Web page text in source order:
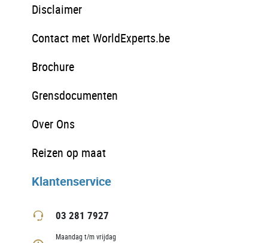
Disclaimer
Contact met WorldExperts.be
Brochure
Grensdocumenten
Over Ons
Reizen op maat
Klantenservice
03 281 7927
Maandag t/m vrijdag